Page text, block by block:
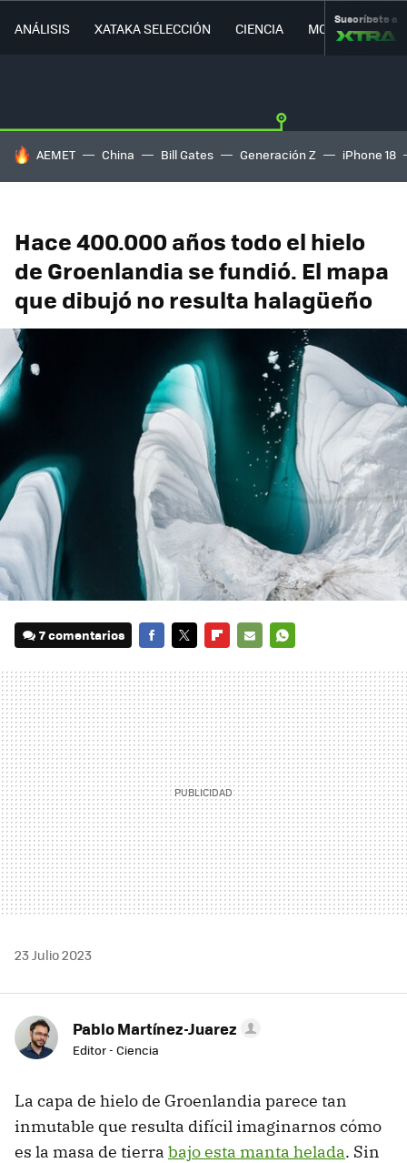
ANÁLISIS XATAKA SELECCIÓN CIENCIA MOVILIDAD
Suscríbete a
HOY SE HABLA DE
AEMET China Bill Gates Generación Z iPhone 18
Hace 400.000 años todo el hielo
de Groenlandia se fundió. El mapa
que dibujó no resulta halagüeño
7 comentarios
MAIL
23 Julio 2023
Pablo Martínez-Juarez
Editor - Ciencia
La capa de hielo de Groenlandia parece tan
inmutable que resulta difícil imaginarnos cómo
es la masa de tierra bajo esta manta helada. Sin